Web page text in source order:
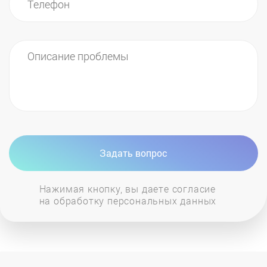
Вовремя удалять кофейную гущу из
портят сильно вкус напитка, так что время от
резервуара кофемашины – просто
отсоедините бак с молоком и замените его на
бак с водой, после чего включите функцию
подогрева молока и создания пены.
Задать вопрос
Нажимая кнопку, вы даете согласие
на обработку персональных данных